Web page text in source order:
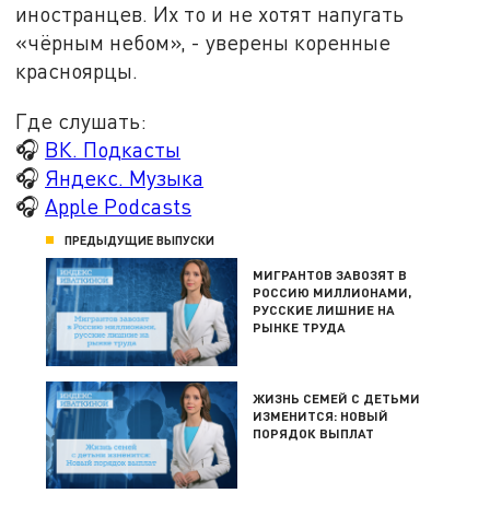
иностранцев. Их то и не хотят напугать
«чёрным небом», - уверены коренные
красноярцы.
Где слушать:
🎧 ВК. Подкасты
🎧 Яндекс. Музыка
🎧Apple Podcasts
ПРЕДЫДУЩИЕ ВЫПУСКИ
МИГРАНТОВ ЗАВОЗЯТ В
РОССИЮ МИЛЛИОНАМИ,
РУССКИЕ ЛИШНИЕ НА
РЫНКЕ ТРУДА
ЖИЗНЬ СЕМЕЙ С ДЕТЬМИ
ИЗМЕНИТСЯ: НОВЫЙ
ПОРЯДОК ВЫПЛАТ